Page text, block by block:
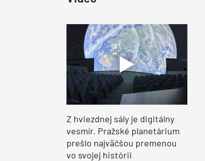
Z hviezdnej sály je digitálny
vesmír. Pražské planetárium
prešlo najväčšou premenou
vo svojej histórii